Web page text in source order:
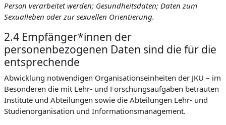
Person verarbeitet werden; Gesundheitsdaten; Daten zum
Sexualleben oder zur sexuellen Orientierung.
2.4 Empfänger*innen der
personenbezogenen Daten sind die für die
entsprechende
Abwicklung notwendigen Organisationseinheiten der JKU – im
Besonderen die mit Lehr- und Forschungsaufgaben betrauten
Institute und Abteilungen sowie die Abteilungen Lehr- und
Studienorganisation und Informationsmanagement.